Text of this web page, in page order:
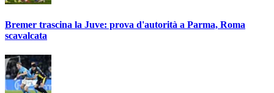
Bremer trascina la Juve: prova d'autorità a Parma, Roma
scavalcata